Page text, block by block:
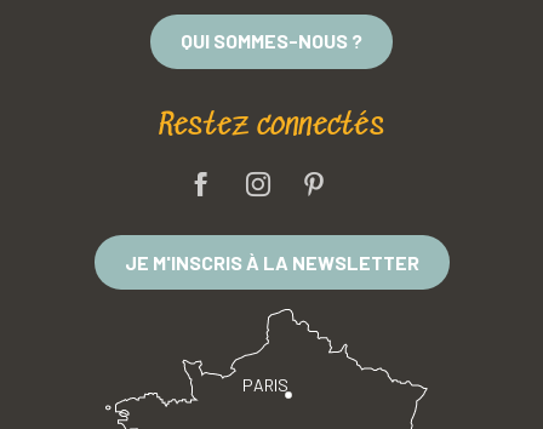
QUI SOMMES-NOUS ?
Restez connectés
JE M'INSCRIS À LA NEWSLETTER
PARIS